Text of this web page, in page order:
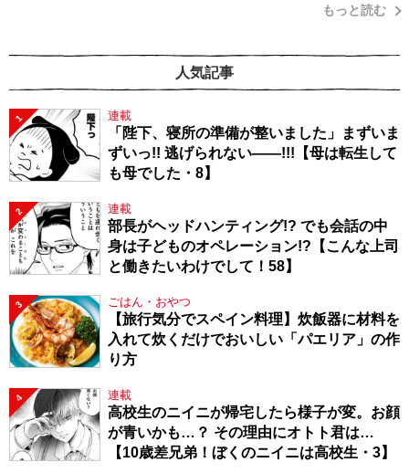
もっと読む
人気記事
1 連載
「陛下、寝所の準備が整いました」まずいま
ずいっ!! 逃げられない――!!!【母は転生して
も母でした・8】
2 連載
部長がヘッドハンティング!? でも会話の中
身は子どものオペレーション!?【こんな上司
と働きたいわけでして！58】
3 ごはん・おやつ
【旅行気分でスペイン料理】炊飯器に材料を
入れて炊くだけでおいしい「パエリア」の作
り方
4 連載
高校生のニイニが帰宅したら様子が変。お顔
が青いかも…？ その理由にオトト君は…
【10歳差兄弟！ぼくのニイニは高校生・3】